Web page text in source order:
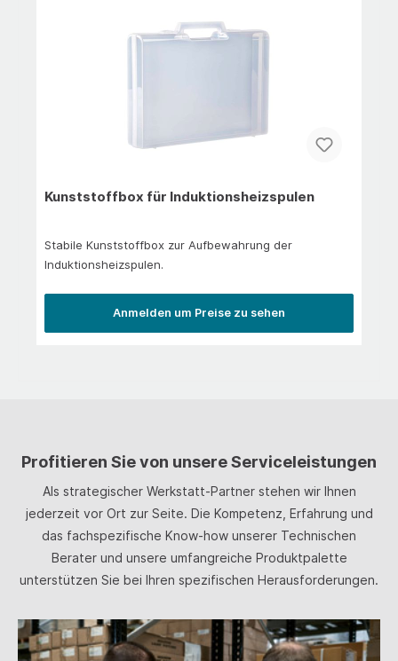
Kunststoffbox für Induktionsheizspulen
Stabile Kunststoffbox zur Aufbewahrung der
Induktionsheizspulen.
Anmelden um Preise zu sehen
Profitieren Sie von unsere Serviceleistungen
Als strategischer Werkstatt-Partner stehen wir Ihnen
jederzeit vor Ort zur Seite. Die Kompetenz, Erfahrung und
das fachspezifische Know-how unserer Technischen
Berater und unsere umfangreiche Produktpalette
unterstützen Sie bei Ihren spezifischen Herausforderungen.